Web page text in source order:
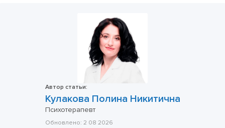
Автор статьи:
Кулакова Полина Никитична
Психотерапевт
Обновлено: 2 08 2026